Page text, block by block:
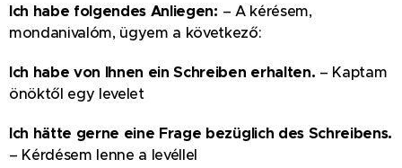
Ich habe folgendes Anliegen: – A kérésem,
mondanivalóm, ügyem a következő:
Ich habe von Ihnen ein Schreiben erhalten. – Kaptam
önöktől egy levelet
Ich hätte gerne eine Frage bezüglich des Schreibens.
– Kérdésem lenne a levéllel